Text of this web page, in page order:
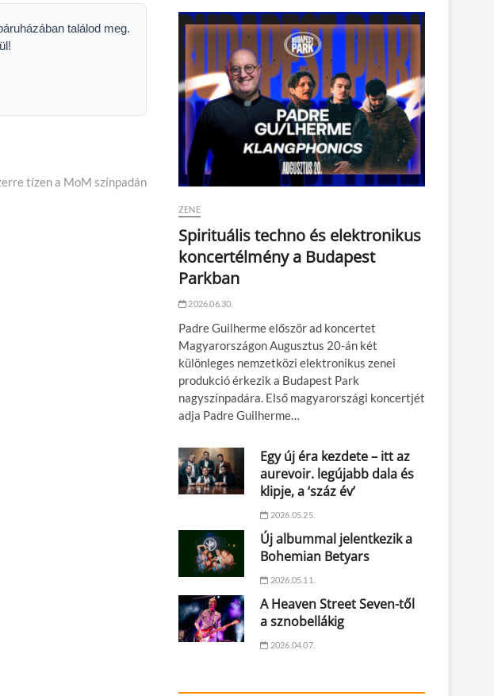
találod meg.
tízen a MoM színpadán
ZENE
Spirituális techno és elektronikus
koncertélmény a Budapest
Parkban
2026.06.30.
Padre Guilherme először ad koncertet
Magyarországon Augusztus 20-án két
különleges nemzetközi elektronikus zenei
produkció érkezik a Budapest Park
nagyszínpadára. Első magyarországi koncertjét
adja Padre Guilherme…
Egy új éra kezdete – itt az
aurevoir. legújabb dala és
klipje, a ‘száz év’
2026.05.25.
Új albummal jelentkezik a
Bohemian Betyars
2026.05.11.
A Heaven Street Seven-től
a sznobellákig
2026.04.07.